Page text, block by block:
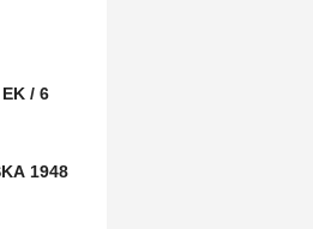
/ 6
1948